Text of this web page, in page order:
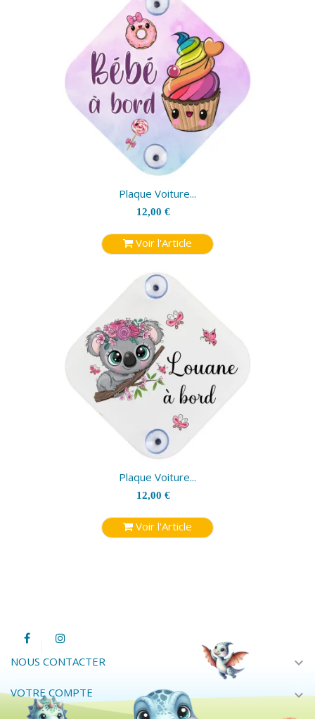
Plaque Voiture...
12,00 €
Voir l'Article
Plaque Voiture...
12,00 €
Voir l'Article
NOUS CONTACTER expand_more
VOTRE COMPTE expand_more